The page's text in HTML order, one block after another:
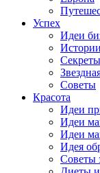
Успех
Идеи
Советы
Красота
Идеи
Идеи
Идеи
Идея
Советы